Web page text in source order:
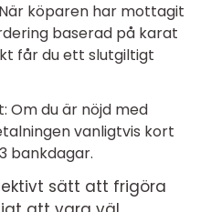
köparen har mottagit
baserad på karat
får du ett slutgiltigt
Om du är nöjd med
vanligtvis kort
bankdagar.
sätt att frigöra